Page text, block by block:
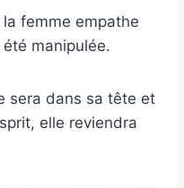
la femme empathe
été manipulée.
sera dans sa tête et
elle reviendra